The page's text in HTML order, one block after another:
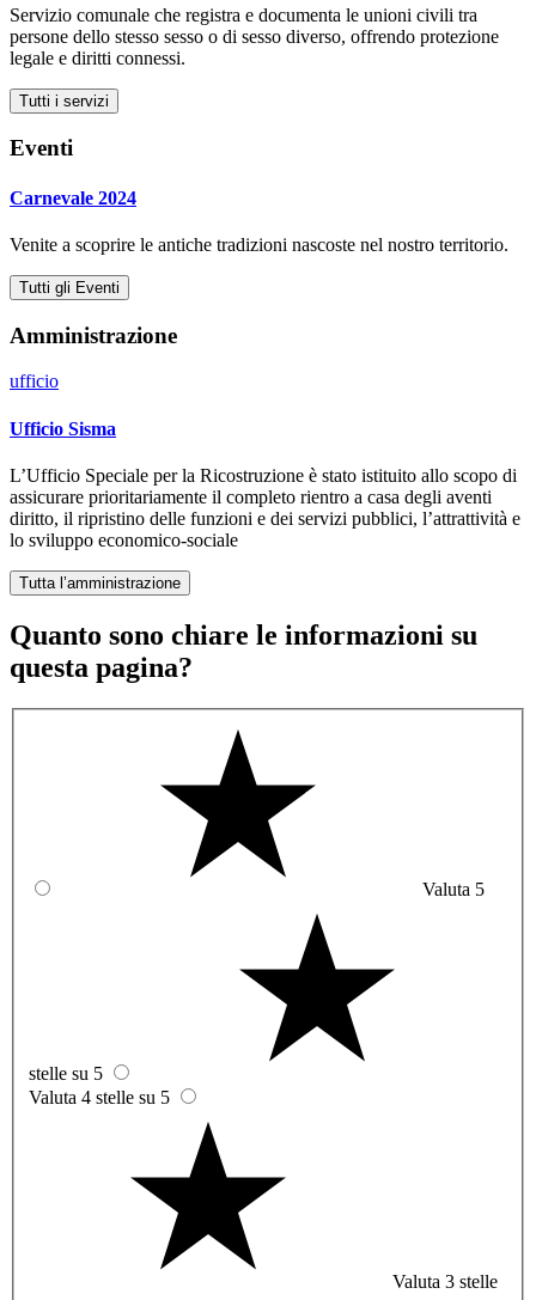
Servizio comunale che registra e documenta le unioni civili tra
persone dello stesso sesso o di sesso diverso, offrendo protezione
legale e diritti connessi.
Tutti i servizi
Eventi
Carnevale 2024
Venite a scoprire le antiche tradizioni nascoste nel nostro territorio.
Tutti gli Eventi
Amministrazione
ufficio
Ufficio Sisma
L’Ufficio Speciale per la Ricostruzione è stato istituito allo scopo di
assicurare prioritariamente il completo rientro a casa degli aventi
diritto, il ripristino delle funzioni e dei servizi pubblici, l’attrattività e
lo sviluppo economico-sociale
Tutta l’amministrazione
Quanto sono chiare le informazioni su
questa pagina?
Valuta 5
stelle su 5
Valuta 4 stelle su 5
Valuta 3 stelle